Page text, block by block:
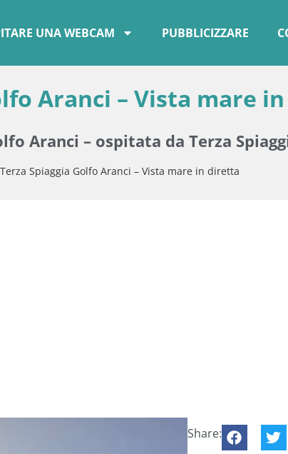
UNA WEBCAM PUBBLICIZZARE
Aranci – Vista mare in
Aranci – ospitata da Terza
Spiaggia Golfo Aranci – Vista mare in diretta
Share: